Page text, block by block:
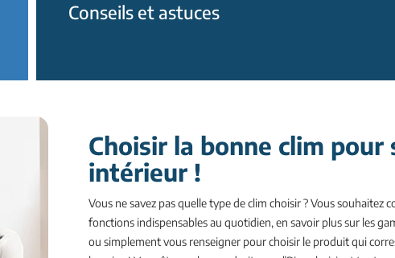
Conseils et astuces
Choisir la bonne clim pour
intérieur !
Vous ne savez pas quelle type de clim choisir ? Vous souhaitez
fonctions indispensables au quotidien, en savoir plus sur les
ou simplement vous renseigner pour choisir le produit qui